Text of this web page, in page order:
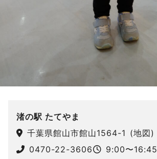
渚の駅 たてやま
千葉県館山市館山1564-1 (地図)
0470-22-3606
9:00〜16:45